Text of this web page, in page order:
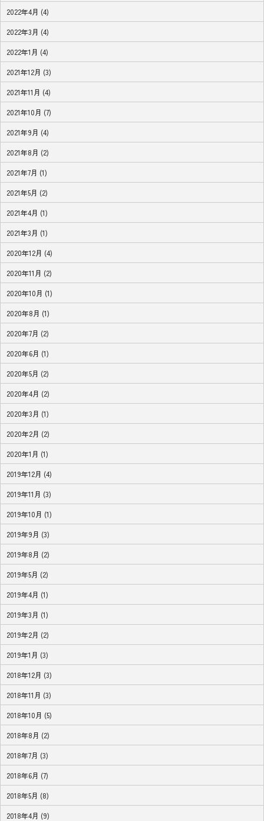
2022年4月 (4)
2022年3月 (4)
2022年1月 (4)
2021年12月 (3)
2021年11月 (4)
2021年10月 (7)
2021年9月 (4)
2021年8月 (2)
2021年7月 (1)
2021年5月 (2)
2021年4月 (1)
2021年3月 (1)
2020年12月 (4)
2020年11月 (2)
2020年10月 (1)
2020年8月 (1)
2020年7月 (2)
2020年6月 (1)
2020年5月 (2)
2020年4月 (2)
2020年3月 (1)
2020年2月 (2)
2020年1月 (1)
2019年12月 (4)
2019年11月 (3)
2019年10月 (1)
2019年9月 (3)
2019年8月 (2)
2019年5月 (2)
2019年4月 (1)
2019年3月 (1)
2019年2月 (2)
2019年1月 (3)
2018年12月 (3)
2018年11月 (3)
2018年10月 (5)
2018年8月 (2)
2018年7月 (3)
2018年6月 (7)
2018年5月 (8)
2018年4月 (9)